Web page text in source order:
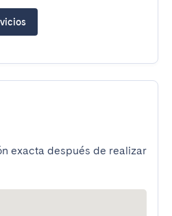
exacta después de realizar